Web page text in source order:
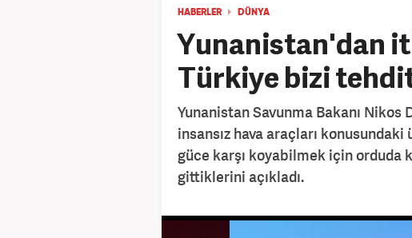
HABERLER DÜNYA
Yunanistan'dan
Türkiye bizi
Yunanistan Savunma Bakanı
insansız hava araçları
güce karşı koyabilmek için orduda
gittiklerini açıkladı.